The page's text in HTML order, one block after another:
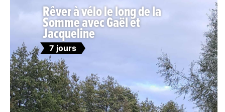
Rêver à vélo le long de la
Somme avec Gaël et
Jacqueline
7 jours